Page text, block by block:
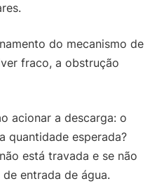
do mecanismo de
fraco, a obstrução
acionar a descarga: o
quantidade esperada?
está travada e se não
entrada de água.